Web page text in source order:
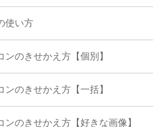
使い方
ンのきせかえ方【個別】
ンのきせかえ方【一括】
ンのきせかえ方【好きな画像】